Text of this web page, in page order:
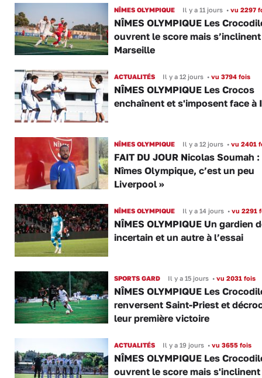
NÎMES OLYMPIQUE Il y a 11 jours •vu 2297
NÎMES OLYMPIQUE Les
ouvrent le score mais s’inclinent
Marseille
ACTUALITÉS Il y a 12 jours •vu 3794 fois
NÎMES OLYMPIQUE Les Crocos
enchaînent et s'imposent face à
NÎMES OLYMPIQUE Il y a 12 jours •vu 2401
FAIT DU JOUR Nicolas Soumah :
Nîmes Olympique, c’est un peu
Liverpool »
NÎMES OLYMPIQUE Il y a 14 jours •vu 2291
NÎMES OLYMPIQUE Un gardien
incertain et un autre à l’essai
SPORTS GARD Il y a 15 jours •vu 2031 fois
NÎMES OLYMPIQUE Les
renversent Saint-Priest et
leur première victoire
ACTUALITÉS Il y a 19 jours •vu 3655 fois
NÎMES OLYMPIQUE Les
ouvrent le score mais s'inclinent